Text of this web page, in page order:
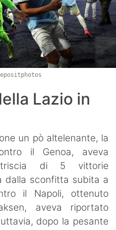
Lazio in
un pò altelenante, la
il Genoa, aveva
di 5 vittorie
dalla sconfitta subita a
il Napoli, ottenuto
aveva riportato
dopo la pesante